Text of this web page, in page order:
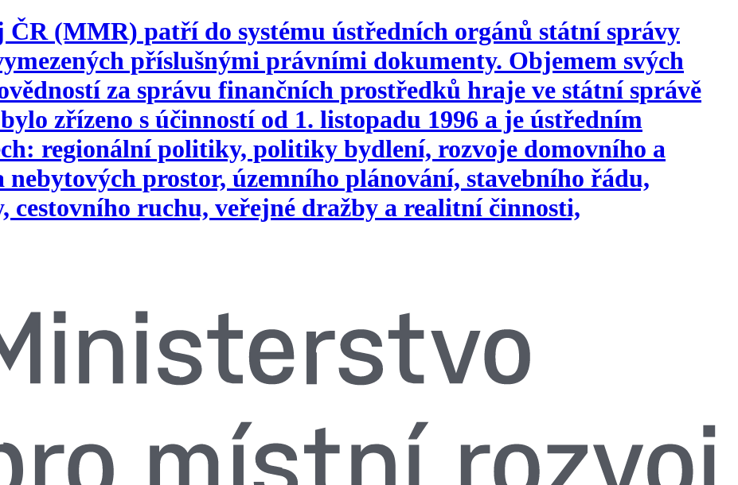
(MMR) patří do systému ústředních orgánů státní správy
příslušnými právními dokumenty. Objemem svých
za správu finančních prostředků hraje ve státní správě
zřízeno s účinností od 1. listopadu 1996 a je ústředním
regionální politiky, politiky bydlení, rozvoje domovního a
prostor, územního plánování, stavebního řádu,
ruchu, veřejné dražby a realitní činnosti,